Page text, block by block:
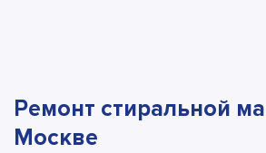
Ремонт стиральной
Москве